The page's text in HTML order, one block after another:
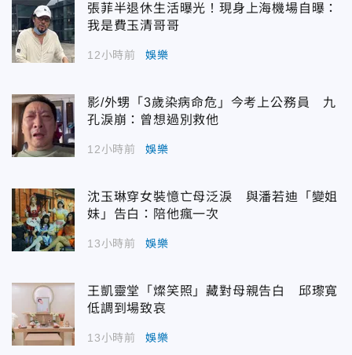
張菲半退休生活曝光！現身上海機場自曝：
我是費玉清哥哥
12小時前 娛樂
影/外甥「3歲染病命危」今考上公務員 九
孔淚崩：曾想過別救他
12小時前 娛樂
沈玉琳穿女裝憶亡母泛淚 與潘若迪「變姐
妹」告白：陪他瘋一次
13小時前 娛樂
王凱靈堂「燦笑照」藏對母親告白 邱瓈寬
低調到場致哀
13小時前 娛樂